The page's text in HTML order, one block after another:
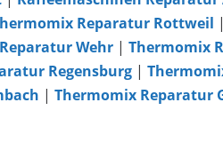
Reparatur Rottweil |
Wehr | Thermomix
Regensburg |
| Thermomix Reparatur